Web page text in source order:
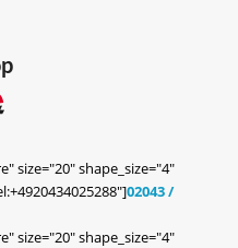
size="20" shape_size="4"
02043 /
size="20" shape_size="4"